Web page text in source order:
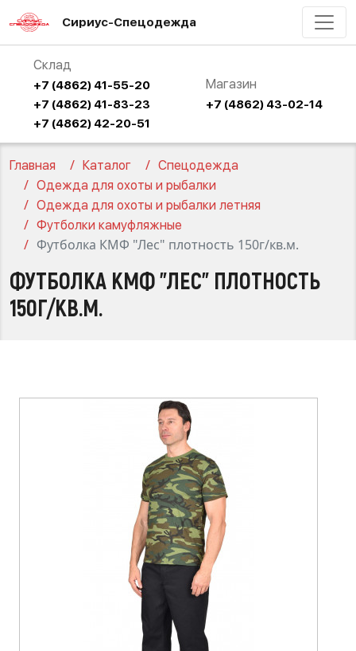
Сириус-Спецодежда
Склад
+7 (4862) 41-55-20
+7 (4862) 41-83-23
+7 (4862) 42-20-51
Магазин
+7 (4862) 43-02-14
Главная Каталог
Спецодежда
Одежда для охоты и рыбалки
Одежда для охоты и рыбалки летняя
Футболки камуфляжные
Футболка КМФ "Лес" плотность 150г/кв.м.
ФУТБОЛКА КМФ "ЛЕС" ПЛОТНОСТЬ
150Г/КВ.М.